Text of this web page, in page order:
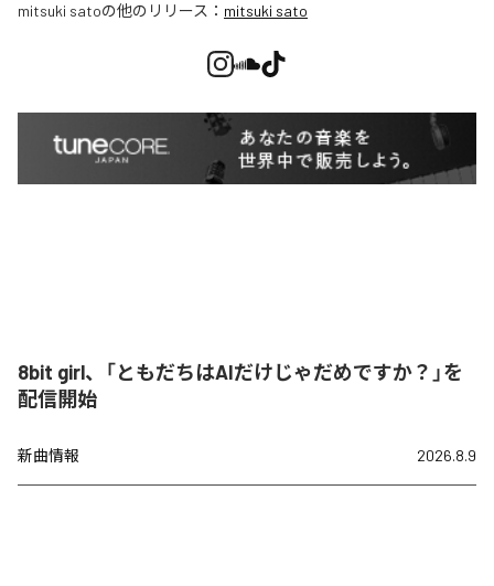
mitsuki satoの他のリリース： mitsuki sato
8bit girl、「ともだちはAIだけじゃだめですか？」を
配信開始
新曲情報 2026.8.9